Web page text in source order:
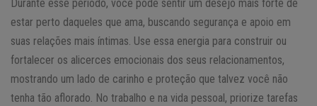
Durante esse período, você pode sentir um desejo mais forte de
estar perto daqueles que ama, buscando segurança e apoio em
suas relações mais íntimas. Use essa energia para construir ou
fortalecer os alicerces emocionais dos seus relacionamentos,
mostrando um lado de carinho e proteção que talvez você não
tenha tão aflorado. No trabalho e na vida pessoal, priorize tarefas